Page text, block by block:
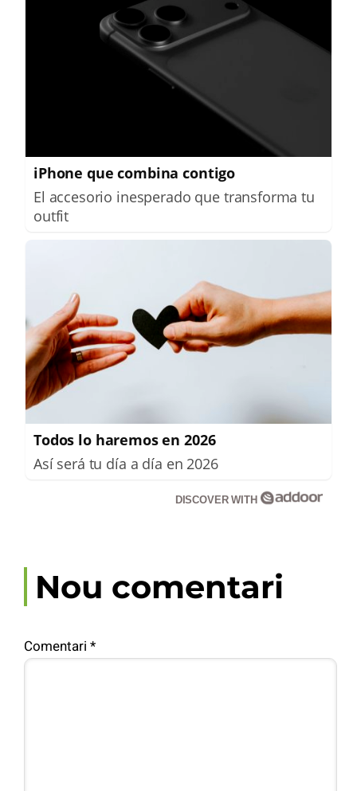
iPhone que combina contigo
El accesorio inesperado que transforma tu
outfit
Todos lo haremos en 2026
Así será tu día a día en 2026
DISCOVER WITH
Nou comentari
Comentari *